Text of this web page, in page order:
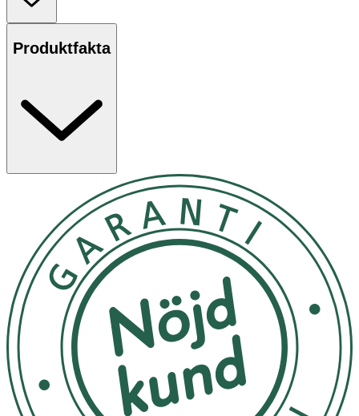
Produktfakta